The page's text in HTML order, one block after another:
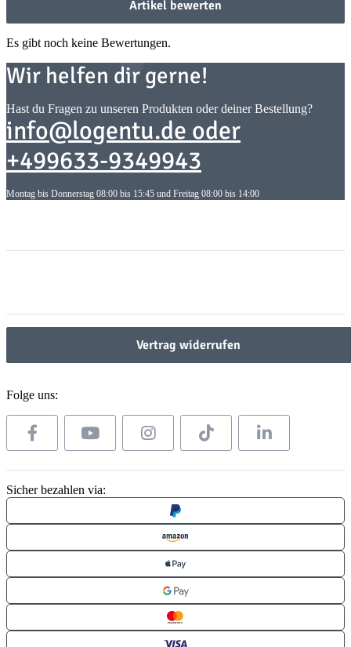
Artikel bewerten
Es gibt noch keine Bewertungen.
Wir helfen dir gerne!
Hast du Fragen zu unseren Produkten oder deiner Bestellung?
info@logentu.de oder
+499633-9349943
Montag bis Donnerstag 08:00 bis 15:45 und Freitag 08:00 bis 14:00
Vertrag widerrufen
Folge uns:
Sicher bezahlen via: